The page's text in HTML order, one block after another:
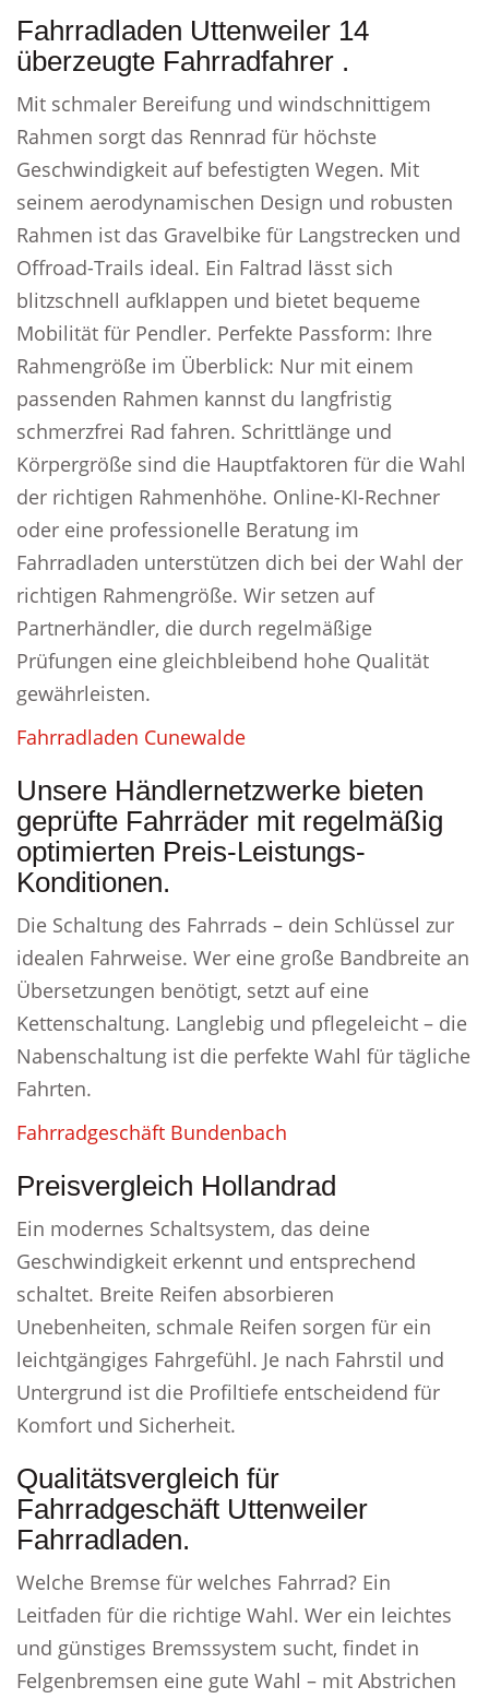
Fahrradladen Uttenweiler 14
überzeugte Fahrradfahrer .
Mit schmaler Bereifung und windschnittigem
Rahmen sorgt das Rennrad für höchste
Geschwindigkeit auf befestigten Wegen. Mit
seinem aerodynamischen Design und robusten
Rahmen ist das Gravelbike für Langstrecken und
Offroad-Trails ideal. Ein Faltrad lässt sich
blitzschnell aufklappen und bietet bequeme
Mobilität für Pendler. Perfekte Passform: Ihre
Rahmengröße im Überblick: Nur mit einem
passenden Rahmen kannst du langfristig
schmerzfrei Rad fahren. Schrittlänge und
Körpergröße sind die Hauptfaktoren für die Wahl
der richtigen Rahmenhöhe. Online-KI-Rechner
oder eine professionelle Beratung im
Fahrradladen unterstützen dich bei der Wahl der
richtigen Rahmengröße. Wir setzen auf
Partnerhändler, die durch regelmäßige
Prüfungen eine gleichbleibend hohe Qualität
gewährleisten.
Fahrradladen Cunewalde
Unsere Händlernetzwerke bieten
geprüfte Fahrräder mit regelmäßig
optimierten Preis-Leistungs-
Konditionen.
Die Schaltung des Fahrrads – dein Schlüssel zur
idealen Fahrweise. Wer eine große Bandbreite an
Übersetzungen benötigt, setzt auf eine
Kettenschaltung. Langlebig und pflegeleicht – die
Nabenschaltung ist die perfekte Wahl für tägliche
Fahrten.
Fahrradgeschäft Bundenbach
Preisvergleich Hollandrad
Ein modernes Schaltsystem, das deine
Geschwindigkeit erkennt und entsprechend
schaltet. Breite Reifen absorbieren
Unebenheiten, schmale Reifen sorgen für ein
leichtgängiges Fahrgefühl. Je nach Fahrstil und
Untergrund ist die Profiltiefe entscheidend für
Komfort und Sicherheit.
Qualitätsvergleich für
Fahrradgeschäft Uttenweiler
Fahrradladen.
Welche Bremse für welches Fahrrad? Ein
Leitfaden für die richtige Wahl. Wer ein leichtes
und günstiges Bremssystem sucht, findet in
Felgenbremsen eine gute Wahl – mit Abstrichen